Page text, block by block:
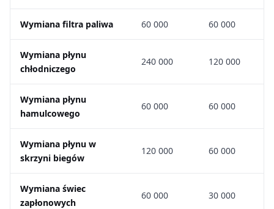
Wymiana filtra paliwa 60 000 60 000
Wymiana płynu
chłodniczego
240 000 120 000
Wymiana płynu
hamulcowego
60 000 60 000
Wymiana płynu w
skrzyni biegów
120 000 60 000
Wymiana świec
zapłonowych
60 000 30 000